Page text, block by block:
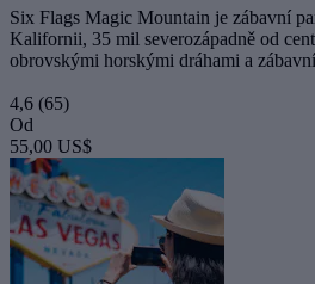
Six Flags Magic Mountain je zábavní
Kalifornii, 35 mil severozápadně od
obrovskými horskými dráhami a
4,6 (65)
Od
55,00 US$